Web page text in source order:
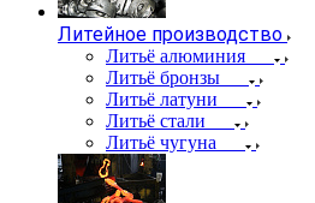
Литейное производство
Литьё алюминия
Литьё бронзы
Литьё латуни
Литьё стали
Литьё чугуна